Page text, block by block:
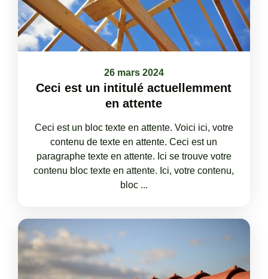
26 mars 2024
Ceci est un intitulé actuellemment
en attente
Ceci est un bloc texte en attente. Voici ici, votre
contenu de texte en attente. Ceci est un
paragraphe texte en attente. Ici se trouve votre
contenu bloc texte en attente. Ici, votre contenu,
bloc ...